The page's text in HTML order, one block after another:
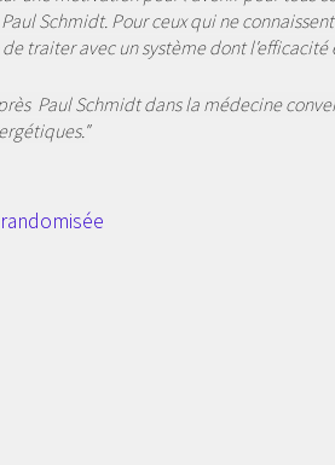
Schmidt. Pour ceux qui ne
traiter avec un système dont l'efficacité
Paul Schmidt dans la médecine